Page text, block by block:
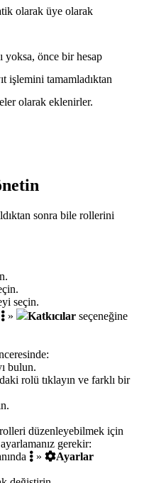
olarak üye olarak
yoksa, önce bir hesap
işlemini tamamladıktan
olarak eklenirler.
sonra bile rollerini
seçin.
» Katkıcılar seçeneğine
bulun.
rolü tıklayın ve farklı bir
rolleri düzenleyebilmek için
gerekir:
»
Ayarlar